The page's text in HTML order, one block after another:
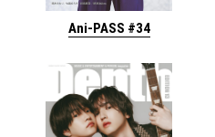
Ani-PASS #34